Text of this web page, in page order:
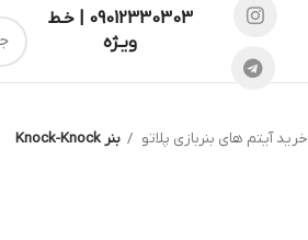
09012330303 | خـط
ویـژه
خرید آیتم های بنربازی پلاتو بنر Knock-Knock